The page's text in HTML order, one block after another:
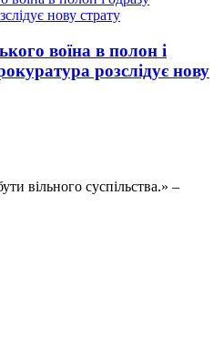
воїна в полон і
розслідує нову
вільного суспільства.» –